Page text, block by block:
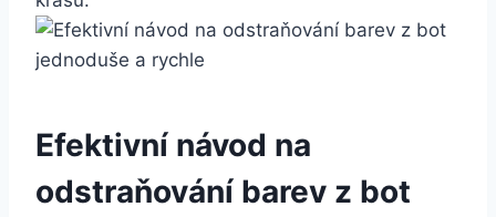
Efektivní‌ návod ⁢na
odstraňování barev z bot